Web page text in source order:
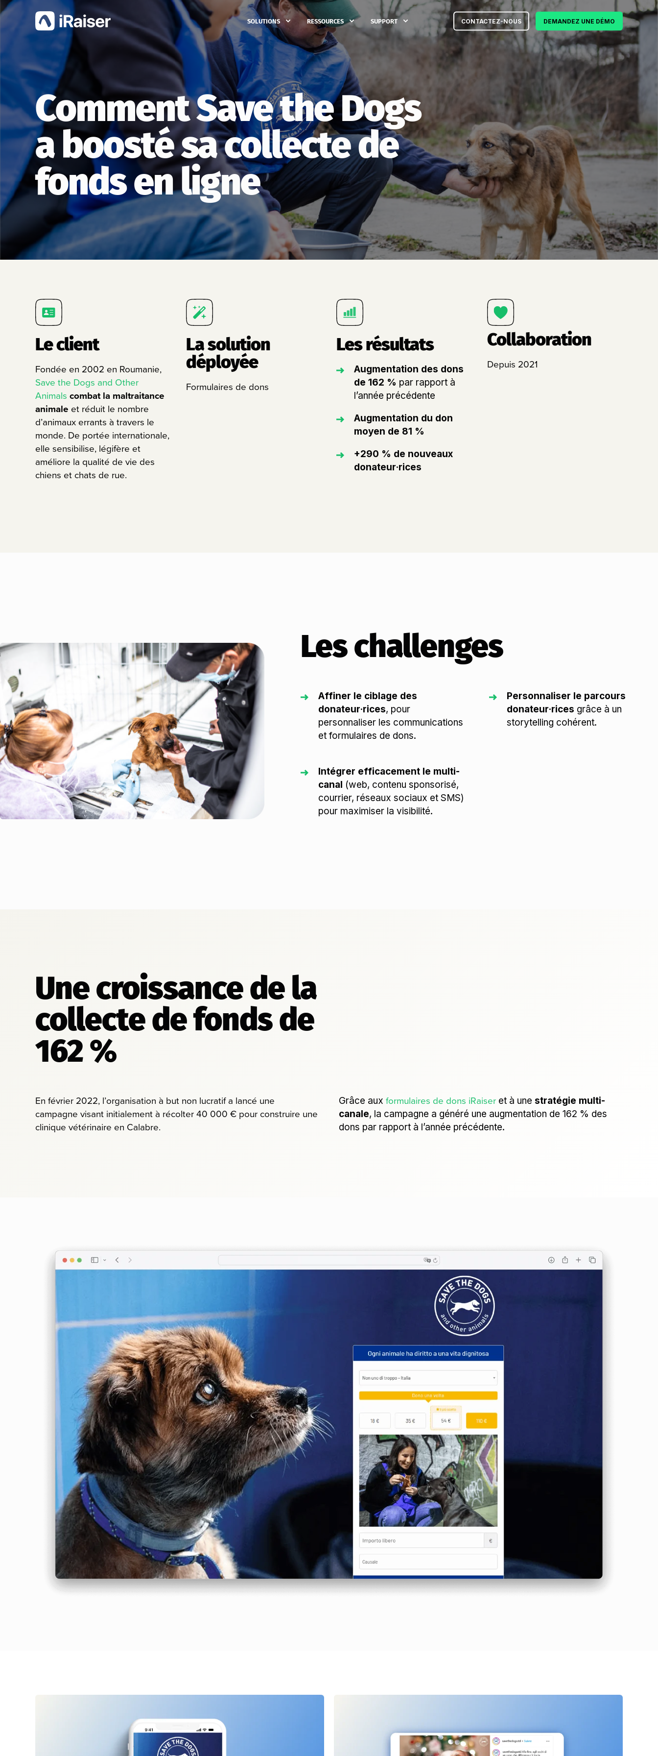
SOLUTIONS RESSOURCES SUPPORT CONTACTEZ-NOUS DEMANDEZ UNE DÉMO
Comment Save the Dogs
a boosté sa collecte de
fonds en ligne
Le client
Fondée en 2002 en Roumanie,
Save the Dogs and Other
Animals combat la maltraitance
animale et réduit le nombre
d’animaux errants à travers le
monde. De portée internationale,
elle sensibilise, légifère et
améliore la qualité de vie des
chiens et chats de rue.
La solution
déployée
Formulaires de dons
Les résultats
Augmentation des dons
de 162 % par rapport à
l’année précédente
Augmentation du don
moyen de 81 %
+290 % de nouveaux
donateur·rices
Collaboration
Depuis 2021
Les challenges
Affiner le ciblage des
donateur·rices, pour
personnaliser les communications
et formulaires de dons.
Intégrer efficacement le multi-
canal (web, contenu sponsorisé,
courrier, réseaux sociaux et SMS)
pour maximiser la visibilité.
Personnaliser le parcours
donateur·rices grâce à un
storytelling cohérent.
Une croissance de la
collecte de fonds de
162 %
En février 2022, l’organisation à but non lucratif a lancé une
campagne visant initialement à récolter 40 000 € pour construire une
clinique vétérinaire en Calabre.
Grâce aux formulaires de dons iRaiser et à une stratégie multi-
canale, la campagne a généré une augmentation de 162 % des
dons par rapport à l’année précédente.